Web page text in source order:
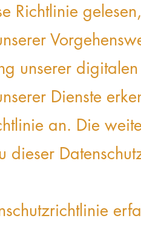
Richtlinie
unserer
Dienste
an. Die
dieser